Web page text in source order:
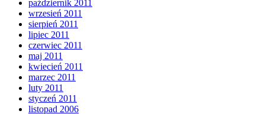
październik 2011
wrzesień 2011
sierpień 2011
lipiec 2011
czerwiec 2011
maj 2011
kwiecień 2011
marzec 2011
luty 2011
styczeń 2011
listopad 2006